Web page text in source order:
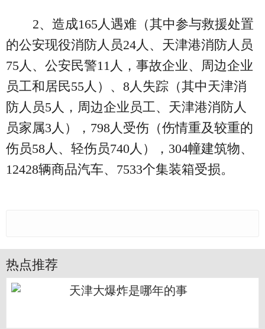
2、造成165人遇难（其中参与救援处置
的公安现役消防人员24人、天津港消防人员
75人、公安民警11人，事故企业、周边企业
员工和居民55人）、8人失踪（其中天津消
防人员5人，周边企业员工、天津港消防人
员家属3人），798人受伤（伤情重及较重的
伤员58人、轻伤员740人），304幢建筑物、
12428辆商品汽车、7533个集装箱受损。
热点推荐
天津大爆炸是哪年的事